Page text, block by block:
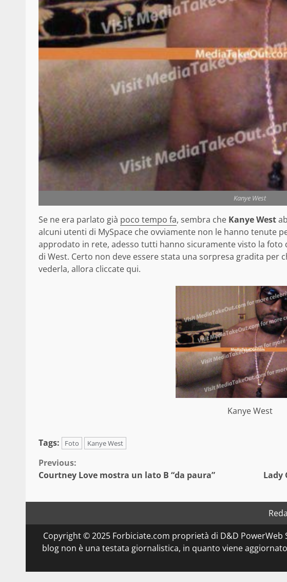
Kanye West
Se ne era parlato già poco tempo fa, sembra che Kanye West
alcuni utenti di MySpace che ovviamente non le hanno tenute
approdato in rete, adesso tutti hanno sicuramente visto la foto
di West. Certo non deve essere stata una sorpresa gradita per
vederla, allora cliccate qui.
Kanye West
Tags: Foto Kanye West
Continue
Reading
Previous:
Courtney Love mostra un lato B “da paura”
Lady
Copyright © 2025 Forbiciate.com proprietà di D&D PowerWeb
blog non è una testata giornalistica, in quanto viene